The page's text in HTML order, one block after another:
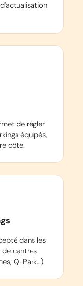
de régler
équipés,
côté.
dans les
de centres
Q-Park…).